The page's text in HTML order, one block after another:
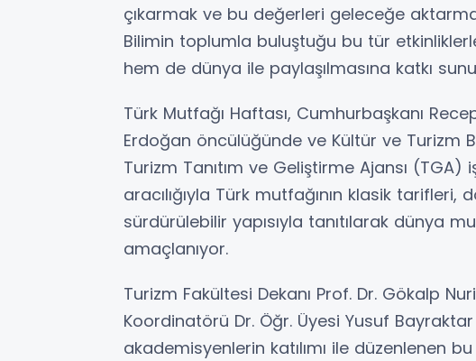
çıkarmak ve bu değerleri geleceğe
Bilimin toplumla buluştuğu bu tür
hem de dünya ile paylaşılmasına katkı
Türk Mutfağı Haftası, Cumhurbaşkanı
Erdoğan öncülüğünde ve Kültür ve Turizm
Turizm Tanıtım ve Geliştirme Ajansı
aracılığıyla Türk mutfağının klasik tarifleri,
sürdürülebilir yapısıyla tanıtılarak dünya
amaçlanıyor.
Turizm Fakültesi Dekanı Prof. Dr. Gökalp
Koordinatörü Dr. Öğr. Üyesi Yusuf
akademisyenlerin katılımı ile düzenlenen